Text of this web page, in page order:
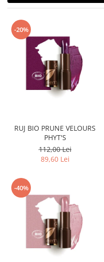
Creme bio anti-poluare
Creme bio piele grasă acneică
-20%
RUJ BIO PRUNE VELOURS
PHYT'S
112,00 Lei
89,60 Lei
-40%